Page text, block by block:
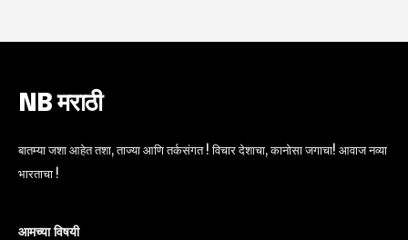
NB मराठी
बातम्या जशा आहेत तशा, ताज्या आणि तर्कसंगत ! विचार देशाचा, कानोसा जगाचा! आवाज नव्या
भारताचा !
आमच्या विषयी